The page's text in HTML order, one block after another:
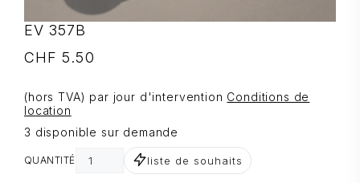
EV 357B
CHF 5.50
(hors TVA) par jour d'intervention Conditions de
location
3 disponible sur demande
QUANTITÉ liste de souhaits